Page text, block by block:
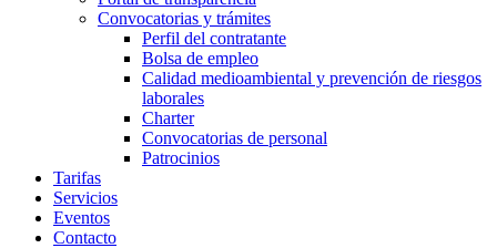
Convocatorias y trámites
Perfil del contratante
Bolsa de empleo
Calidad medioambiental y prevención de riesgos
laborales
Charter
Convocatorias de personal
Patrocinios
Tarifas
Servicios
Eventos
Contacto